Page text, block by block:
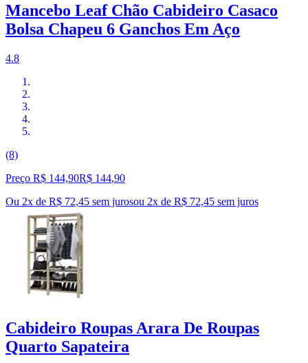
Mancebo Leaf Chão Cabideiro Casaco
Bolsa Chapeu 6 Ganchos Em Aço
4.8
(8)
Preço R$ 144,90R$ 144,90
Ou 2x de R$ 72,45 sem jurosou 2x de R$ 72,45 sem juros
Cabideiro Roupas Arara De Roupas
Quarto Sapateira